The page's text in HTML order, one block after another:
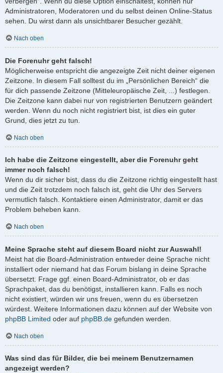
Administratoren, Moderatoren und du selbst deinen Online-Status
sehen. Du wirst dann als unsichtbarer Besucher gezählt.
Nach oben
Die Forenuhr geht falsch!
Möglicherweise entspricht die angezeigte Zeit nicht deiner eigenen
Zeitzone. In diesem Fall solltest du im „Persönlichen Bereich“ die
für dich passende Zeitzone (Mitteleuropäische Zeit, ...) festlegen.
Die Zeitzone kann dabei nur von registrierten Benutzern geändert
werden. Wenn du noch nicht registriert bist, ist dies ein guter
Grund, dies jetzt zu tun.
Nach oben
Ich habe die Zeitzone eingestellt, aber die Forenuhr geht
immer noch falsch!
Wenn du dir sicher bist, dass du die Zeitzone richtig eingestellt hast
und die Zeit trotzdem noch falsch ist, geht die Uhr des Servers
vermutlich falsch. Kontaktiere einen Administrator, damit er das
Problem beheben kann.
Nach oben
Meine Sprache steht auf diesem Board nicht zur Auswahl!
Meist hat die Board-Administration entweder deine Sprache nicht
installiert oder niemand hat das Forum bislang in deine Sprache
übersetzt. Frage ggf. einen Board-Administrator, ob er das
Sprachpaket, das du benötigst, installieren kann. Falls es noch
nicht existiert, würden wir uns freuen, wenn du es übersetzen
würdest. Weitere Informationen dazu können auf der Website von
phpBB Limited oder auf phpBB.de gefunden werden.
Nach oben
Was sind das für Bilder, die bei meinem Benutzernamen
angezeigt werden?